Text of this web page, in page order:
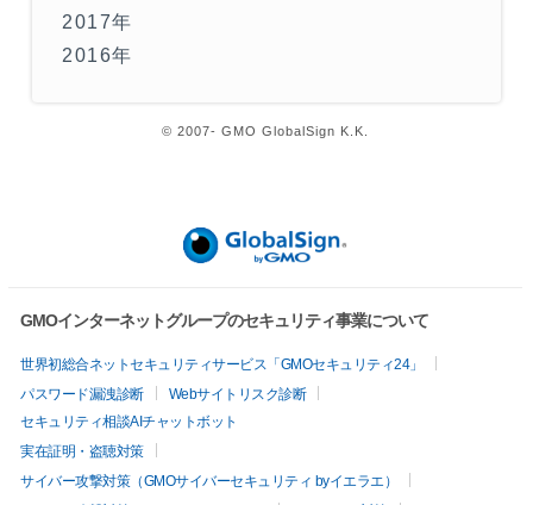
2017年
2016年
© 2007- GMO GlobalSign K.K.
GMOインターネットグループのセキュリティ事業について
世界初総合ネットセキュリティサービス「GMOセキュリティ24」
パスワード漏洩診断
Webサイトリスク診断
セキュリティ相談AIチャットボット
実在証明・盗聴対策
サイバー攻撃対策（GMOサイバーセキュリティ byイエラエ）